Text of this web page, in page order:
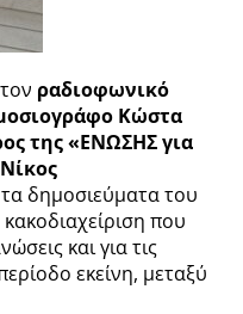
ραδιοφωνικό
Κώστα
της «ΕΝΩΣΗΣ για
δημοσιεύματα του
που
και για τις
εκείνη, μεταξύ